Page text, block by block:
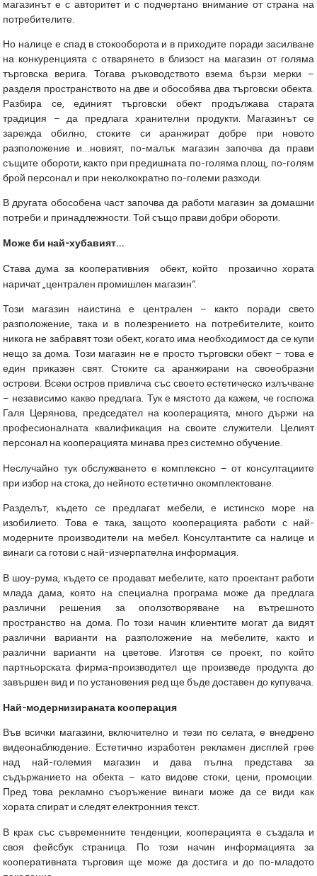
магазинът е с авторитет и с подчертано внимание от страна на
потребителите.
Но налице е спад в стокооборота и в приходите поради засилване
на конкуренцията с отварянето в близост на магазин от голяма
търговска верига. Тогава ръководството взема бързи мерки –
разделя пространството на две и обособява два търговски обекта.
Разбира се, единият търговски обект продължава старата
традиция – да предлага хранителни продукти. Магазинът се
зарежда обилно, стоките си аранжират добре при новото
разположение и…новият, по-малък магазин започва да прави
същите обороти, както при предишната по-голяма площ, по-голям
брой персонал и при неколкократно по-големи разходи.
В другата обособена част започва да работи магазин за домашни
потреби и принадлежности. Той също прави добри обороти.
Може би най-хубавият…
Става дума за кооперативния обект, който прозаично хората
наричат „централен промишлен магазин“.
Този магазин наистина е централен – както поради свето
разположение, така и в полезрението на потребителите, които
никога не забравят този обект, когато има необходимост да се купи
нещо за дома. Този магазин не е просто търговски обект – това е
един приказен свят. Стоките са аранжирани на своеобразни
острови. Всеки остров привлича със своето естетическо излъчване
– независимо какво предлага. Тук е мястото да кажем, че госпожа
Галя Церянова, председател на кооперацията, много държи на
професионалната квалификация на своите служители. Целият
персонал на кооперацията минава през системно обучение.
Неслучайно тук обслужването е комплексно – от консултациите
при избор на стока, до нейното естетично окомплектоване.
Разделът, където се предлагат мебели, е истинско море на
изобилието. Това е така, защото кооперацията работи с най-
модерните производители на мебел. Консултантите са налице и
винаги са готови с най-изчерпателна информация.
В шоу-рума, където се продават мебелите, като проектант работи
млада дама, която на специална програма може да предлага
различни решения за оползотворяване на вътрешното
пространство на дома. По този начин клиентите могат да видят
различни варианти на разположение на мебелите, както и
различни варианти на цветове. Изготвя се проект, по който
партньорската фирма-производител ще произведе продукта до
завършен вид и по установения ред ще бъде доставен до купувача.
Най-модернизираната кооперация
Във всички магазини, включително и тези по селата, е внедрено
видеонаблюдение. Естетично изработен рекламен дисплей грее
над най-големия магазин и дава пълна представа за
съдържанието на обекта – като видове стоки, цени, промоции.
Пред това рекламно съоръжение винаги може да се види как
хората спират и следят електронния текст.
В крак със съвременните тенденции, кооперацията е създала и
своя фейсбук страница. По този начин информацията за
кооперативната търговия ще може да достига и до по-младото